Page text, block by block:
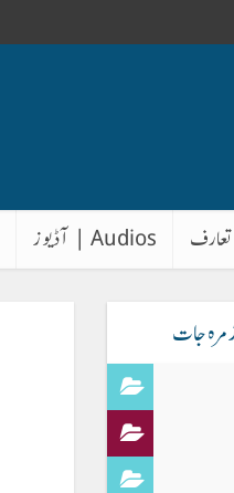
تعارف Audios | آڈیوز